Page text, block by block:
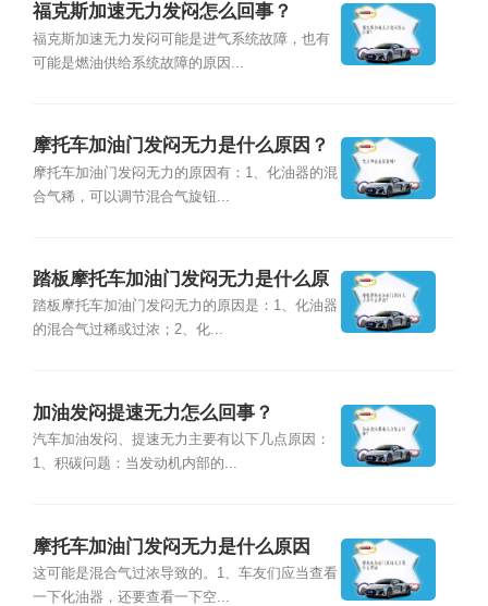
福克斯加速无力发闷怎么回事？
福克斯加速无力发闷可能是进气系统故障，也有
可能是燃油供给系统故障的原因...
摩托车加油门发闷无力是什么原因？
摩托车加油门发闷无力的原因有：1、化油器的混
合气稀，可以调节混合气旋钮...
踏板摩托车加油门发闷无力是什么原
因？
踏板摩托车加油门发闷无力的原因是：1、化油器
的混合气过稀或过浓；2、化...
加油发闷提速无力怎么回事？
汽车加油发闷、提速无力主要有以下几点原因：
1、积碳问题：当发动机内部的...
摩托车加油门发闷无力是什么原因
这可能是混合气过浓导致的。1、车友们应当查看
一下化油器，还要查看一下空...